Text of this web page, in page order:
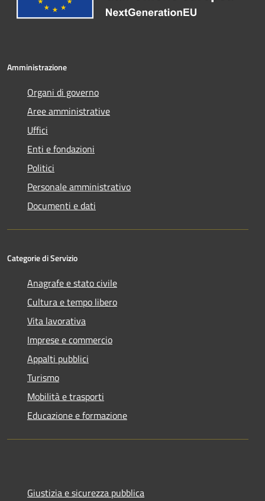
Amministrazione
Organi di governo
Aree amministrative
Uffici
Enti e fondazioni
Politici
Personale amministrativo
Documenti e dati
Categorie di Servizio
Anagrafe e stato civile
Cultura e tempo libero
Vita lavorativa
Imprese e commercio
Appalti pubblici
Turismo
Mobilità e trasporti
Educazione e formazione
Giustizia e sicurezza pubblica